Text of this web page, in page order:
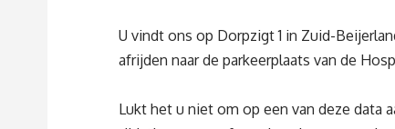
U vindt ons op Dorpzigt 1 in Zuid-
afrijden naar de parkeerplaats van de
Lukt het u niet om op een van deze data